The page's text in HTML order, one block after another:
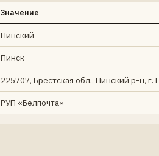
Значение
Пинский
Пинск
225707, Брестская обл., Пинский р-н,
РУП «Белпочта»